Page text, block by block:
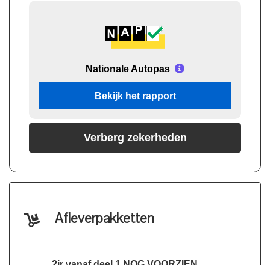
Nationale Autopas
Bekijk het rapport
Verberg zekerheden
Afleverpakketten